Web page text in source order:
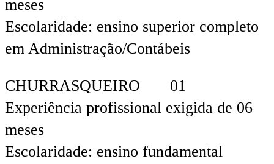
meses
Escolaridade: ensino superior completo
em Administração/Contábeis
CHURRASQUEIRO 01
Experiência profissional exigida de 06
meses
Escolaridade: ensino fundamental